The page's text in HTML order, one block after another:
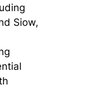
Siow,